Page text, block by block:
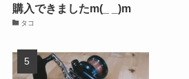
購入できましたm(_ _)m
タコ